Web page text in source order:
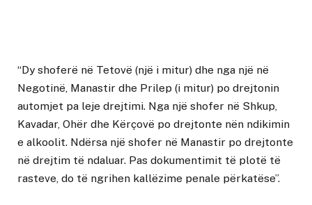
“Dy shoferë në Tetovë (një i mitur) dhe nga një në
Negotinë, Manastir dhe Prilep (i mitur) po drejtonin
automjet pa leje drejtimi. Nga një shofer në Shkup,
Kavadar, Ohër dhe Kërçovë po drejtonte nën ndikimin
e alkoolit. Ndërsa një shofer në Manastir po drejtonte
në drejtim të ndaluar. Pas dokumentimit të plotë të
rasteve, do të ngrihen kallëzime penale përkatëse”.